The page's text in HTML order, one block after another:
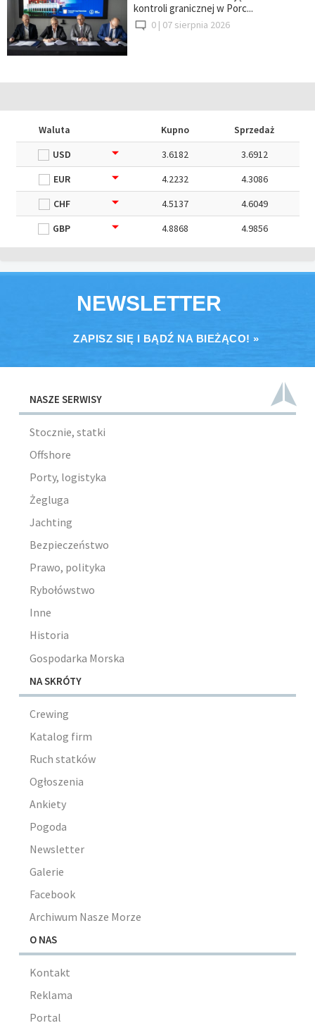
kontroli granicznej w Porc...
0 | 07 sierpnia 2026
Waluta Kupno
Sprzedaż
USD
3.6182
3.6912
EUR
4.2232
4.3086
CHF
4.5137
4.6049
GBP
4.8868 4.9856
NEWSLETTER
ZAPISZ SIĘ I BĄDŹ NA BIEŻĄCO! »
NASZE SERWISY
Stocznie, statki
Offshore
Porty, logistyka
Żegluga
Jachting
Bezpieczeństwo
Prawo, polityka
Rybołówstwo
Inne
Historia
Gospodarka Morska
NA SKRÓTY
Crewing
Katalog firm
Ruch statków
Ogłoszenia
Ankiety
Pogoda
Newsletter
Galerie
Facebook
Archiwum Nasze Morze
O NAS
Kontakt
Reklama
Portal